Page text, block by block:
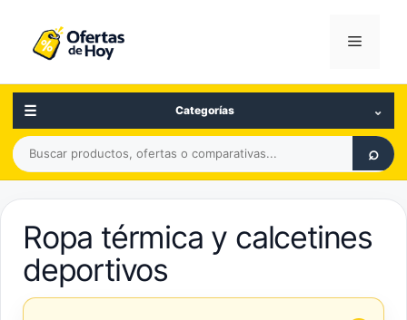
contenido
Menú
☰ Categorías ⌄
Buscar
productos,
comparativas
⌕
Ropa térmica y calcetines
deportivos